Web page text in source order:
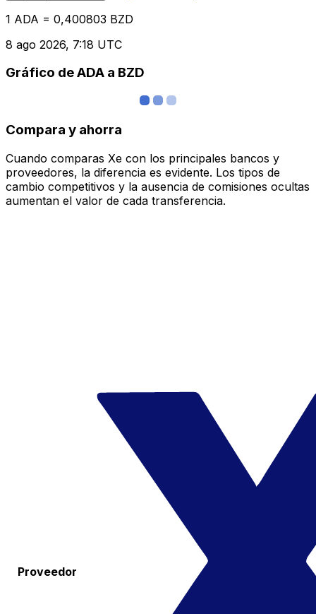
1 ADA = 0,400803 BZD
8 ago 2026, 7:18 UTC
Gráfico de ADA a BZD
Compara y ahorra
Cuando comparas Xe con los principales bancos y
proveedores, la diferencia es evidente. Los tipos de
cambio competitivos y la ausencia de comisiones ocultas
aumentan el valor de cada transferencia.
Proveedor